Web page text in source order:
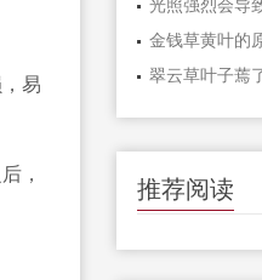
易
，
金钱草黄叶的
翠云草叶子蔫
推荐阅读